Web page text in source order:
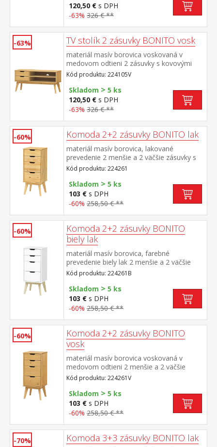
120,50 € s DPH
-63% 326 € **
-63% TV stolík 2 zásuvky BONITO vosk
materiál masív borovica voskovaná v
medovom odtieni 2 zásuvky s kovovými
pojazdmi, 1 polica otvor na pretiahnutie
káblov
Kód produktu: 224105V
Skladom > 5 ks
120,50 € s DPH
-63% 326 € **
-60% Komoda 2+2 zásuvky BONITO lak
materiál masív borovica, lakované
prevedenie 2 menšie a 2 väčšie zásuvky s
kovovými pojazdmi
Kód produktu: 224261
Skladom > 5 ks
103 € s DPH
-60% 258,50 € **
-60%
Komoda 2+2 zásuvky BONITO
biely lak
materiál masív borovica, farebné
prevedenie biely lak 2 menšie a 2 väčšie
zásuvky s kovovými pojazdmi
Kód produktu: 224261B
Skladom > 5 ks
103 € s DPH
-60% 258,50 € **
-60%
Komoda 2+2 zásuvky BONITO
vosk
materiál masív borovica voskovaná v
medovom odtieni 2 menšie a 2 väčšie
zásuvky s kovovými pojazdmi
Kód produktu: 224261V
Skladom > 5 ks
103 € s DPH
-60% 258,50 € **
-70% Komoda 3+3 zásuvky BONITO lak